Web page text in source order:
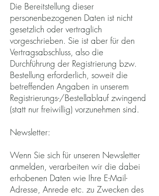
Die Bereitstellung dieser
personenbezogenen Daten ist nicht
gesetzlich oder vertraglich
vorgeschrieben. Sie ist aber für den
Vertragsabschluss, also die
Durchführung der Registrierung bzw.
Bestellung erforderlich, soweit die
betreffenden Angaben in unserem
Registrierungs-/Bestellablauf zwingend
(statt nur freiwillig) vorzunehmen sind.
Newsletter:
Wenn Sie sich für unseren Newsletter
anmelden, verarbeiten wir die dabei
erhobenen Daten wie Ihre E-Mail-
Adresse, Anrede etc. zu Zwecken des